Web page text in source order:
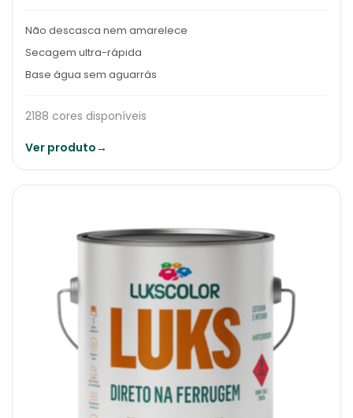
Não descasca nem amarelece
Secagem ultra-rápida
Base água sem aguarrás
2188 cores disponíveis
Ver produto→